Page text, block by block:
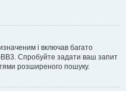
і включав багато
Спробуйте задати ваш запит
розширеного пошуку.